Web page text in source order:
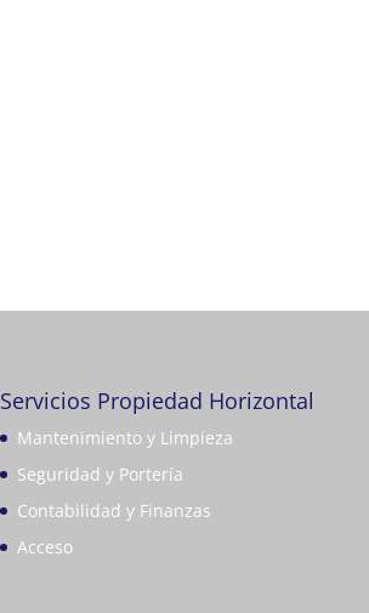
Servicios Propiedad Horizontal
Mantenimiento y Limpieza
Seguridad y Portería
Contabilidad y Finanzas
Acceso